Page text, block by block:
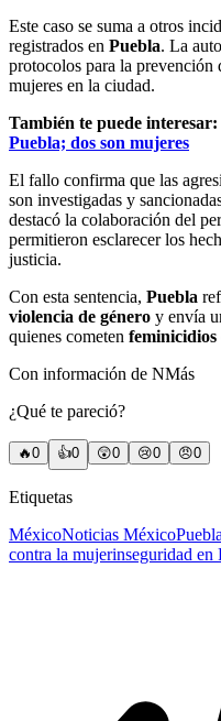
Este caso se suma a otros
registrados en Puebla. La
protocolos para la prevención
mujeres en la ciudad.
También te puede interesar:
Puebla; dos son mujeres
El fallo confirma que las
son investigadas y
destacó la colaboración del
permitieron esclarecer los
justicia.
Con esta sentencia, Puebla
violencia de género y envía
quienes cometen feminicidios
Con información de NMás
¿Qué te pareció?
🔥0 👍0 😲0 😢0 😠0
Etiquetas
MéxicoNoticias MéxicoPuebla
contra la mujerinseguridad en